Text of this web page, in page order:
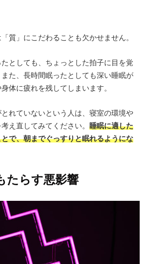
質」にこだわることも欠かせません。
としても、ちょっとした拍子に目を覚
た、長時間眠ったとしても深い睡眠が
体に疲れを残してしまいます。
れていないという人は、寝室の環境や
え直してみてください。 睡眠に適した
で、朝までぐっすりと眠れるようにな
たらす悪影響